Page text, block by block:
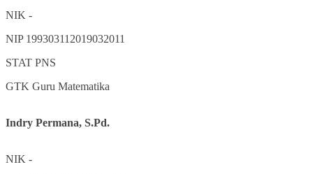
NIK -
NIP 199303112019032011
STAT PNS
GTK Guru Matematika
Indry Permana, S.Pd.
NIK -